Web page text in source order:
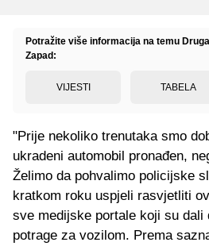
Potražite više informacija na temu
Zapad:
VIJESTI TABELA
"Prije nekoliko trenutaka smo
ukradeni automobil pronađen,
Želimo da pohvalimo policijske
kratkom roku uspjeli rasvjetliti
sve medijske portale koji su dali
potrage za vozilom. Prema